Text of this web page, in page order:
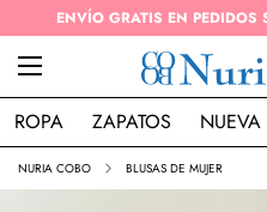
ENVÍO GRATIS EN PEDIDOS
ROPA ZAPATOS
NURIA COBO BLUSAS DE MUJER